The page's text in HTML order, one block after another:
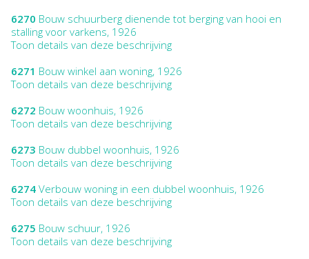
6270 Bouw schuurberg dienende tot berging van hooi en
stalling voor varkens, 1926
Toon details van deze beschrijving
6271 Bouw winkel aan woning, 1926
Toon details van deze beschrijving
6272 Bouw woonhuis, 1926
Toon details van deze beschrijving
6273 Bouw dubbel woonhuis, 1926
Toon details van deze beschrijving
6274 Verbouw woning in een dubbel woonhuis, 1926
Toon details van deze beschrijving
6275 Bouw schuur, 1926
Toon details van deze beschrijving